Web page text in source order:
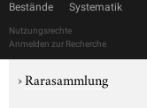
Bestände Systematik
Nutzungsrechte
Anmelden zur Recherche
›Rarasammlung